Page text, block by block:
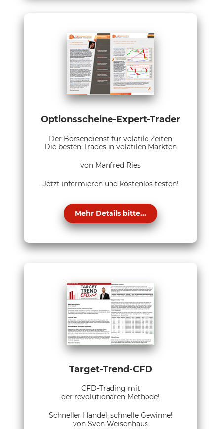
Optionsscheine-Expert-Trader
Der Börsendienst für volatile Zeiten
Die besten Trades in volatilen Märkten
von Manfred Ries
Jetzt informieren und kostenlos testen!
Mehr Details bitte...
Target-Trend-CFD
CFD-Trading mit
der revolutionären Methode!
Schneller Handel, schnelle Gewinne!
von Sven Weisenhaus